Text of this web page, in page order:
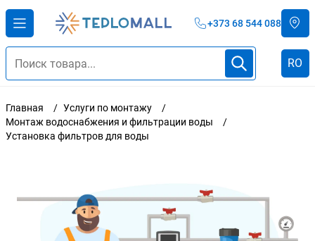
+373 68 544 088
RO
Главная
Услуги по монтажу
Монтаж водоснабжения и фильтрации воды
Установка фильтров для воды